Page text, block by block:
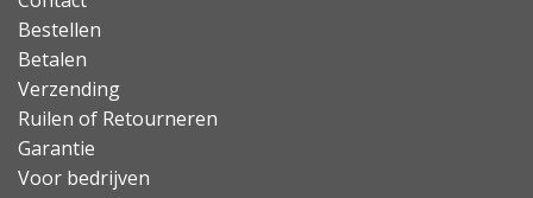
Bestellen
Betalen
Verzending
Ruilen of Retourneren
Garantie
Voor bedrijven